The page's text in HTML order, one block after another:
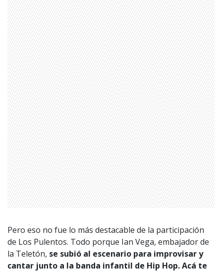
Pero eso no fue lo más destacable de la participación
de Los Pulentos. Todo porque Ian Vega, embajador de
la Teletón, se subió al escenario para improvisar y
cantar junto a la banda infantil de Hip Hop. Acá te